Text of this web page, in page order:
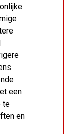
een
te
en